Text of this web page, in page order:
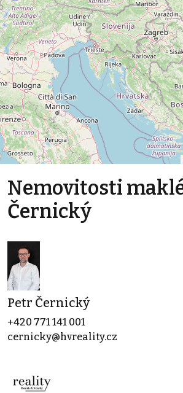
Nemovitosti
Černický
Petr Černický
+420 771 141 001
cernicky@hvreality.cz